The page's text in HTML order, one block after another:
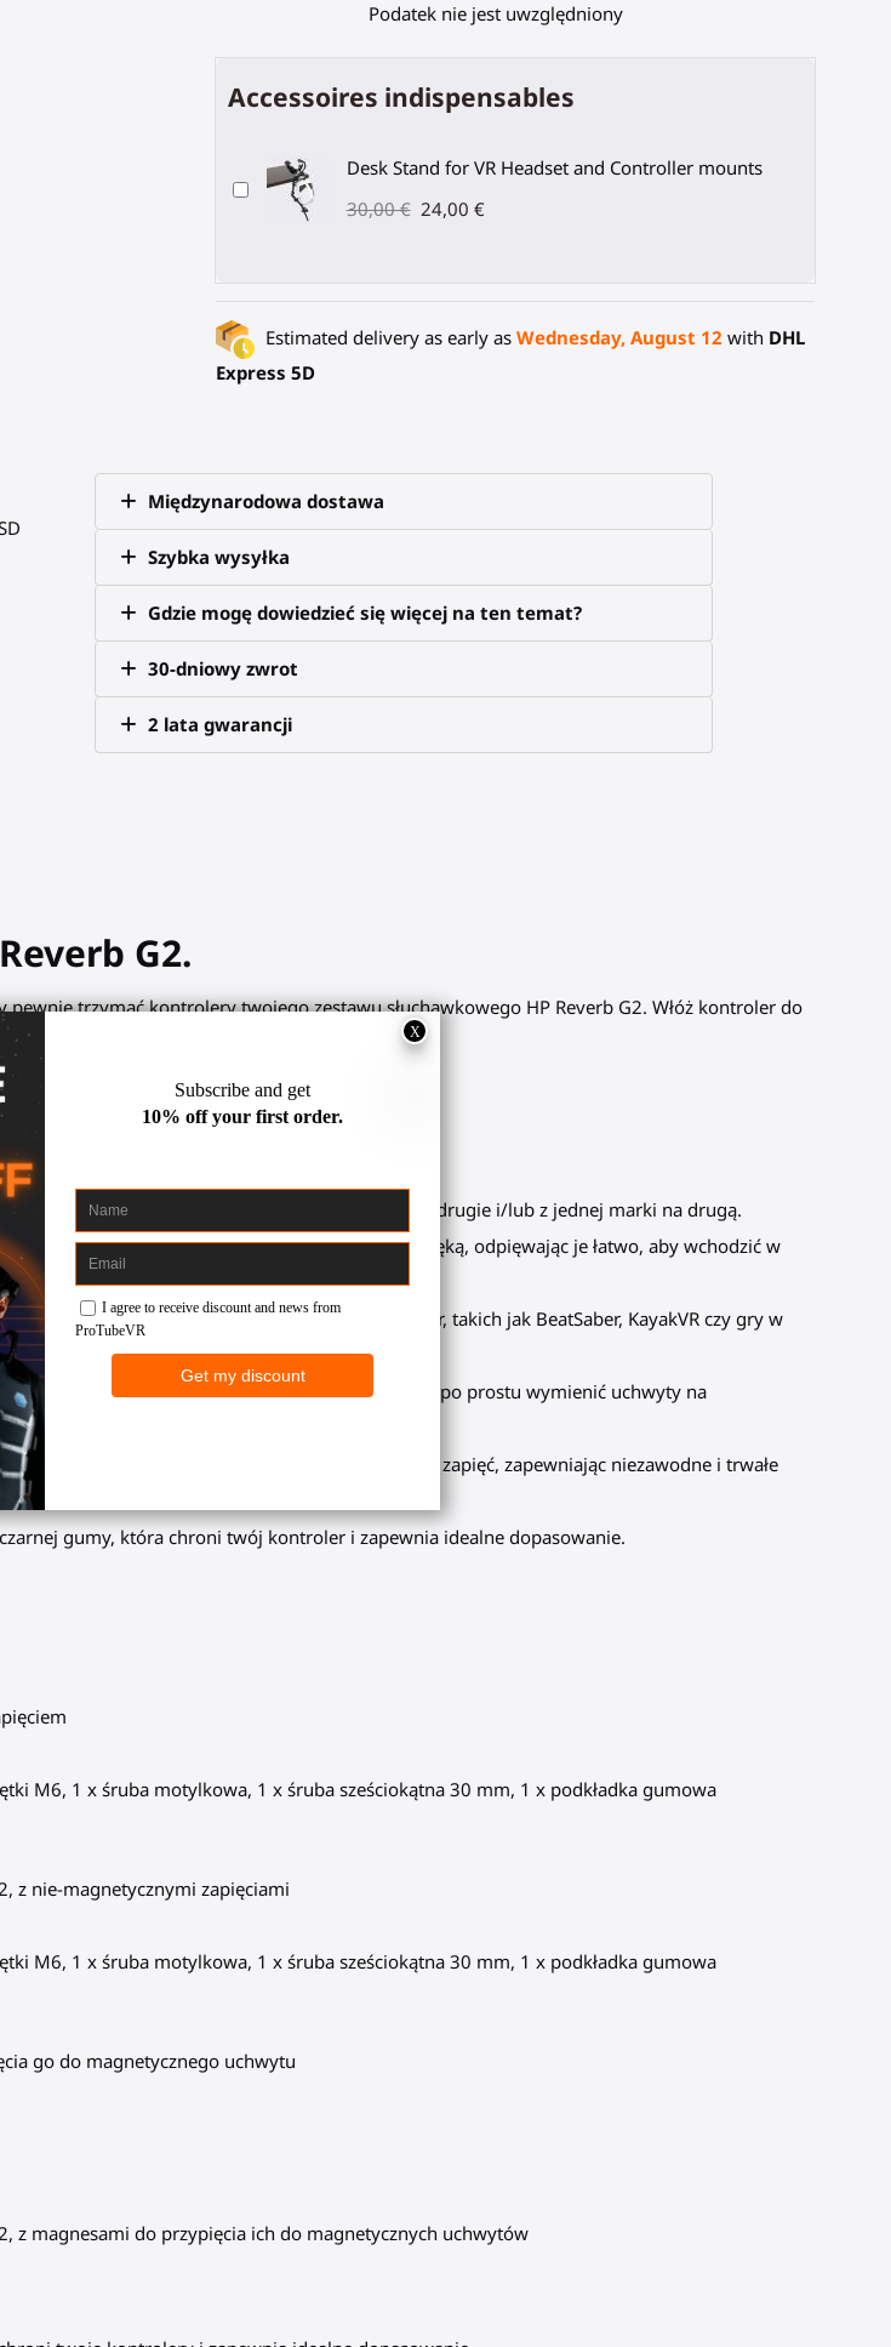
Podatek nie jest uwzględniony
Accessoires indispensables
Desk Stand for VR Headset and Controller mounts
30,00 € 24,00 €
Estimated delivery as early as Wednesday, August 12 with DHL
Express 5D
Międzynarodowa dostawa
Szybka wysyłka
Gdzie mogę dowiedzieć się więcej na ten temat?
30-dniowy zwrot
2 lata gwarancji
G2.
trzymać kontrolery twojego zestawu słuchawkowego HP Reverb G2. Włóż kontroler do
łatwo przełączaj się z jednego akcesorium na drugie i/lub z jednej marki na drugą.
VR joystick. Zachowaj swobodę ruchu jedną ręką, odpięwając je łatwo, aby wchodzić w
je przyłączając do akcesorium.
solidne zabezpieczenie podczas intensywnych gier, takich jak BeatSaber, KayakVR czy gry w
VR. Naszyj wyjątkowy design pozwala po prostu wymienić uchwyty na
są wykonane z najlepszych materiałów i solidnych zapięć, zapewniając niezawodne i trwałe
gumy, która chroni twój kontroler i zapewnia idealne dopasowanie.
M6, 1 x śruba motylkowa, 1 x śruba sześciokątna 30 mm, 1 x podkładka gumowa
z nie-magnetycznymi zapięciami
M6, 1 x śruba motylkowa, 1 x śruba sześciokątna 30 mm, 1 x podkładka gumowa
go do magnetycznego uchwytu
z magnesami do przypięcia ich do magnetycznych uchwytów